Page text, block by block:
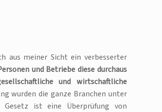
aus meiner Sicht ein verbesserter
und Betriebe diese durchaus
und wirtschaftliche
wurden die ganze Branchen unter
ist eine Überprüfung von